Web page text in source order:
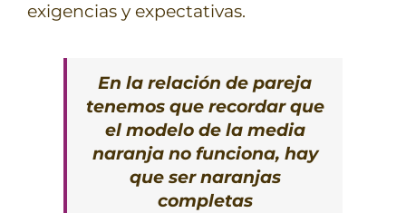
exigencias y expectativas.
En la relación de pareja
tenemos que recordar que
el modelo de la media
naranja no funciona, hay
que ser naranjas
completas